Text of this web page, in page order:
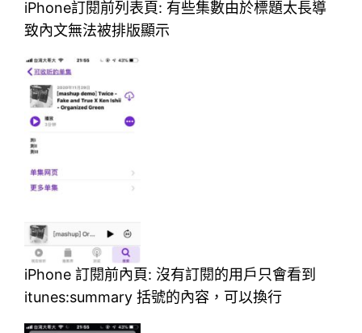
iPhone訂閱前列表頁: 有些集數由於標題太長導
致內文無法被排版顯示
iPhone 訂閱前內頁: 沒有訂閱的用戶只會看到
itunes:summary 括號的內容，可以換行